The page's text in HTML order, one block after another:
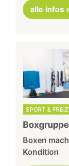
alle Infos
SPORT &
Boxen
Kondition